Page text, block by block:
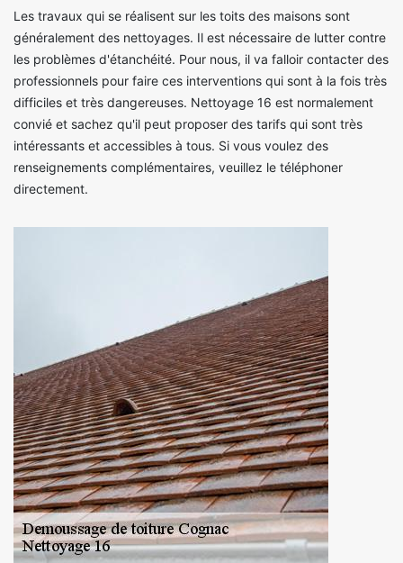
Les travaux qui se réalisent sur les toits des maisons sont
généralement des nettoyages. Il est nécessaire de lutter contre
les problèmes d'étanchéité. Pour nous, il va falloir contacter des
professionnels pour faire ces interventions qui sont à la fois très
difficiles et très dangereuses. Nettoyage 16 est normalement
convié et sachez qu'il peut proposer des tarifs qui sont très
intéressants et accessibles à tous. Si vous voulez des
renseignements complémentaires, veuillez le téléphoner
directement.